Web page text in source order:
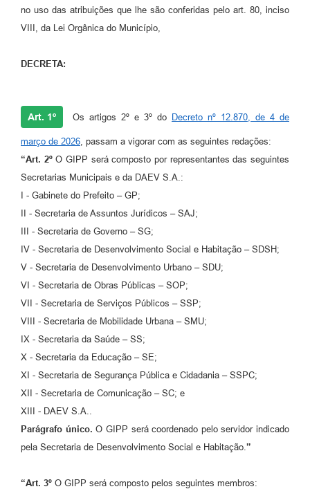
Editais
Telefones Úteis
A Prefeitura
Jornal
SIC
no uso das atribuições que lhe são conferidas pelo art. 80, inciso
VIII, da Lei Orgânica do Município,
DECRETA:
Art. 1º Os artigos 2º e 3º do Decreto nº 12.870, de 4 de
março de 2026 , passam a vigorar com as seguintes redações:
“Art. 2ºO GIPP será composto por representantes das seguintes
Secretarias Municipais e da DAEV S.A.:
I - Gabinete do Prefeito – GP;
II - Secretaria de Assuntos Jurídicos – SAJ;
III - Secretaria de Governo – SG;
IV - Secretaria de Desenvolvimento Social e Habitação – SDSH;
V - Secretaria de Desenvolvimento Urbano – SDU;
VI - Secretaria de Obras Públicas – SOP;
VII - Secretaria de Serviços Públicos – SSP;
VIII - Secretaria de Mobilidade Urbana – SMU;
IX - Secretaria da Saúde – SS;
X - Secretaria da Educação – SE;
XI - Secretaria de Segurança Pública e Cidadania – SSPC;
XII - Secretaria de Comunicação – SC; e
XIII - DAEV S.A..
Parágrafo único.O GIPP será coordenado pelo servidor indicado
pela Secretaria de Desenvolvimento Social e Habitação. ”
“Art. 3º O GIPP será composto pelos seguintes membros: